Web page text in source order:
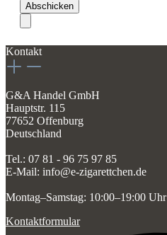
Abschicken
Kontakt
G&A Handel GmbH
Hauptstr. 115
77652 Offenburg
Deutschland
Tel.: 07 81 - 96 75 97 85
E-Mail: info@e-zigarettchen.de
Montag–Samstag: 10:00–19:00 Uhr
Kontaktformular